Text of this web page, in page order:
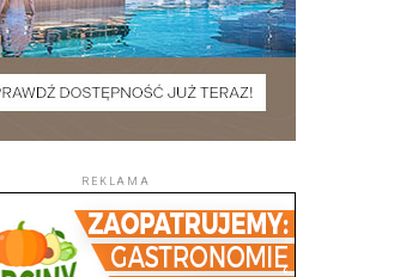
REKLAMA